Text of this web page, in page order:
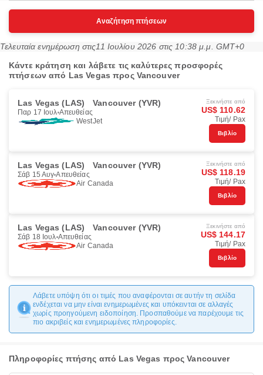
Αναζήτηση πτήσεων
Τελευταία ενημέρωση στις11 Ιουλίου 2026 στις 10:38 μ.μ. GMT+0
Κάντε κράτηση και λάβετε τις καλύτερες προσφορές
πτήσεων από Las Vegas προς Vancouver
Las Vegas (LAS) Vancouver (YVR)
Παρ 17 Ιουλ Απευθείας
WestJet
Ξεκινήστε από
US$ 110.62
Τιμή/ Pax
Βιβλίο
Las Vegas (LAS) Vancouver (YVR)
Σάβ 15 Αυγ Απευθείας
Air Canada
Ξεκινήστε από
US$ 118.19
Τιμή/ Pax
Βιβλίο
Las Vegas (LAS) Vancouver (YVR)
Σάβ 18 Ιουλ Απευθείας
Air Canada
Ξεκινήστε από
US$ 144.17
Τιμή/ Pax
Βιβλίο
Λάβετε υπόψη ότι οι τιμές που αναφέρονται σε αυτήν τη σελίδα
ενδέχεται να μην είναι ενημερωμένες και υπόκεινται σε αλλαγές
χωρίς προηγούμενη ειδοποίηση. Προσπαθούμε να παρέχουμε τις
πιο ακριβείς και ενημερωμένες πληροφορίες.
Πληροφορίες πτήσης από Las Vegas προς Vancouver